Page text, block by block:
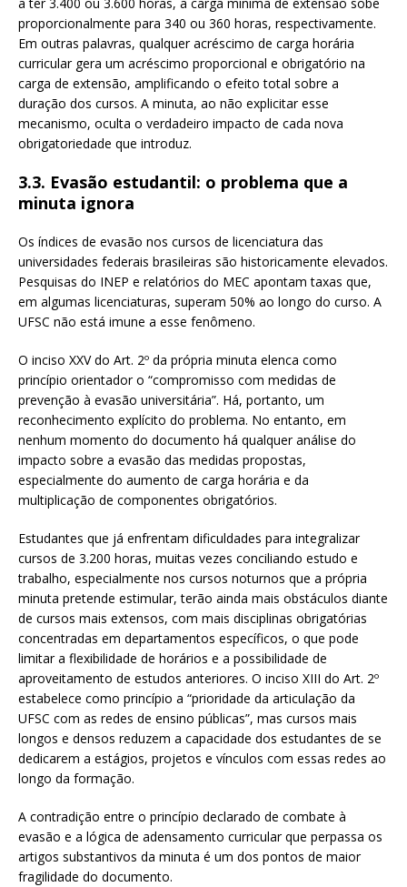
proporcionalmente para 340 ou 360 horas, respectivamente.
Em outras palavras, qualquer acréscimo de carga horária
curricular gera um acréscimo proporcional e obrigatório na
carga de extensão, amplificando o efeito total sobre a
duração dos cursos. A minuta, ao não explicitar esse
mecanismo, oculta o verdadeiro impacto de cada nova
obrigatoriedade que introduz.
3.3. Evasão estudantil: o problema que a
minuta ignora
Os índices de evasão nos cursos de licenciatura das
universidades federais brasileiras são historicamente elevados.
Pesquisas do INEP e relatórios do MEC apontam taxas que,
em algumas licenciaturas, superam 50% ao longo do curso. A
UFSC não está imune a esse fenômeno.
O inciso XXV do Art. 2º da própria minuta elenca como
princípio orientador o “compromisso com medidas de
prevenção à evasão universitária”. Há, portanto, um
reconhecimento explícito do problema. No entanto, em
nenhum momento do documento há qualquer análise do
impacto sobre a evasão das medidas propostas,
especialmente do aumento de carga horária e da
multiplicação de componentes obrigatórios.
Estudantes que já enfrentam dificuldades para integralizar
cursos de 3.200 horas, muitas vezes conciliando estudo e
trabalho, especialmente nos cursos noturnos que a própria
minuta pretende estimular, terão ainda mais obstáculos diante
de cursos mais extensos, com mais disciplinas obrigatórias
concentradas em departamentos específicos, o que pode
limitar a flexibilidade de horários e a possibilidade de
aproveitamento de estudos anteriores. O inciso XIII do Art. 2º
estabelece como princípio a “prioridade da articulação da
UFSC com as redes de ensino públicas”, mas cursos mais
longos e densos reduzem a capacidade dos estudantes de se
dedicarem a estágios, projetos e vínculos com essas redes ao
longo da formação.
A contradição entre o princípio declarado de combate à
evasão e a lógica de adensamento curricular que perpassa os
artigos substantivos da minuta é um dos pontos de maior
fragilidade do documento.